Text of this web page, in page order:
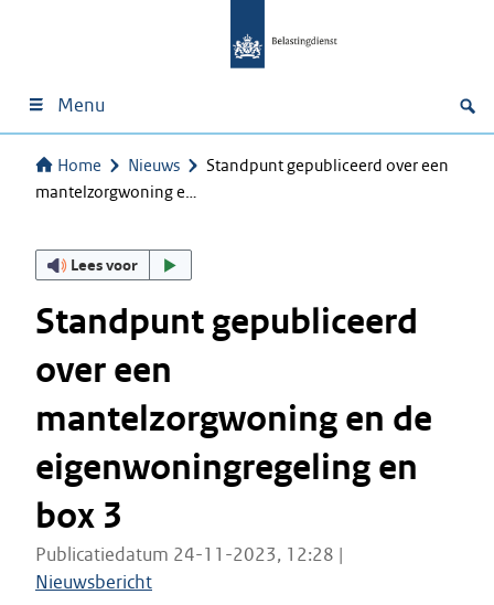
Menu
Home Nieuws
Standpunt gepubliceerd over een
mantelzorgwoning e…
Lees voor
Standpunt gepubliceerd
over een
mantelzorgwoning en de
eigenwoningregeling en
box 3
Publicatiedatum 24-11-2023, 12:28 |
Nieuwsbericht